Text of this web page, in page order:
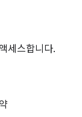
세스합니다.